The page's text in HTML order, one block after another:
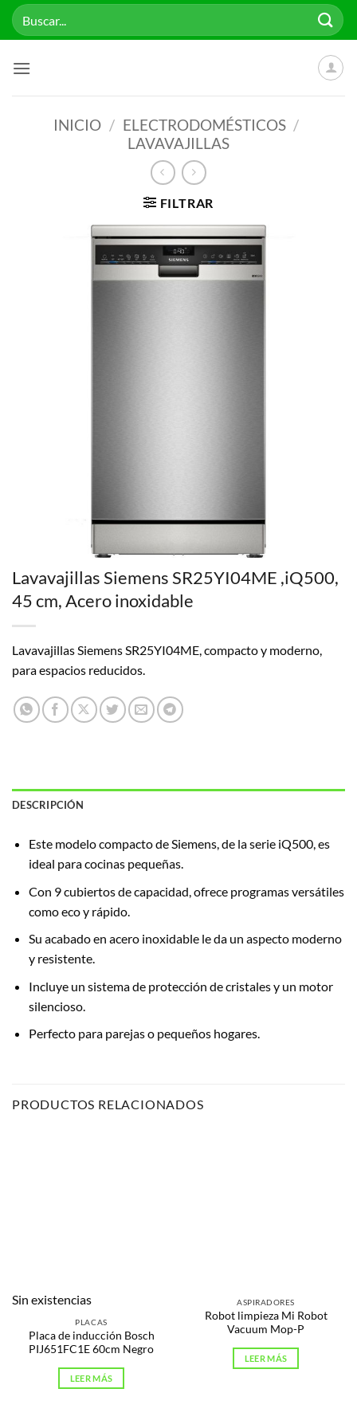
Saltar
Buscar
por:
INICIO / ELECTRODOMÉSTICOS /
LAVAVAJILLAS
FILTRAR
Lavavajillas Siemens SR25YI04ME ,iQ500,
45 cm, Acero inoxidable
Lavavajillas Siemens SR25YI04ME, compacto y moderno,
para espacios reducidos.
DESCRIPCIÓN
Este modelo compacto de Siemens, de la serie iQ500, es
ideal para cocinas pequeñas.
Con 9 cubiertos de capacidad, ofrece programas versátiles
como eco y rápido.
Su acabado en acero inoxidable le da un aspecto moderno
y resistente.
Incluye un sistema de protección de cristales y un motor
silencioso.
Perfecto para parejas o pequeños hogares.
PRODUCTOS RELACIONADOS
Sin existencias
PLACAS
Placa de inducción Bosch
PIJ651FC1E 60cm Negro
LEER MÁS
ASPIRADORES
Robot limpieza Mi Robot
Vacuum Mop-P
LEER MÁS